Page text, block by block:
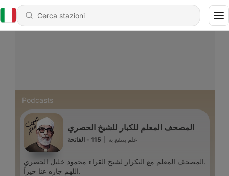
Podcasts
المصحف المعلم للكبار للشيخ الحصري
علم ينتفع به 115 - الفاتحة
المصحف المعلم مع التكرار لشيخ القراء محمود خليل الحصري.
اللهم جازه عنا خيراً.